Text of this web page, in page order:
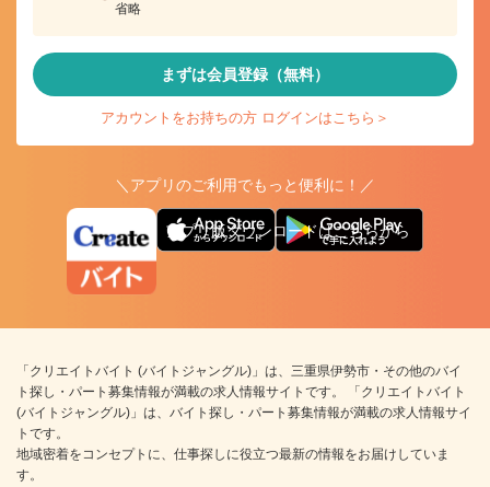
省略
まずは会員登録（無料）
アカウントをお持ちの方 ログインはこちら＞
＼アプリのご利用でもっと便利に！／
アプリ版ダウンロードはこちらから
「クリエイトバイト (バイトジャングル)」は、三重県伊勢市・その他のバイ
ト探し・パート募集情報が満載の求人情報サイトです。 「クリエイトバイト
(バイトジャングル)」は、バイト探し・パート募集情報が満載の求人情報サイ
トです。
地域密着をコンセプトに、仕事探しに役立つ最新の情報をお届けしていま
す。